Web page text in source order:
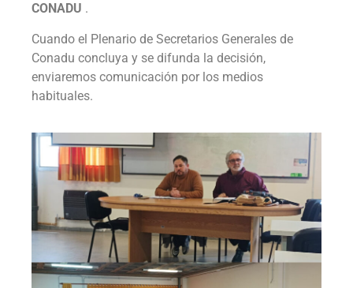
CONADU .
Cuando el Plenario de Secretarios Generales de
Conadu concluya y se difunda la decisión,
enviaremos comunicación por los medios
habituales.